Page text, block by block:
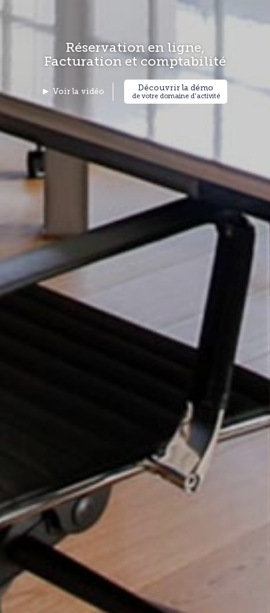
Réservation en ligne,
Facturation et comptabilité
Voir la vidéo Découvrir la démo
de votre domaine d'activité